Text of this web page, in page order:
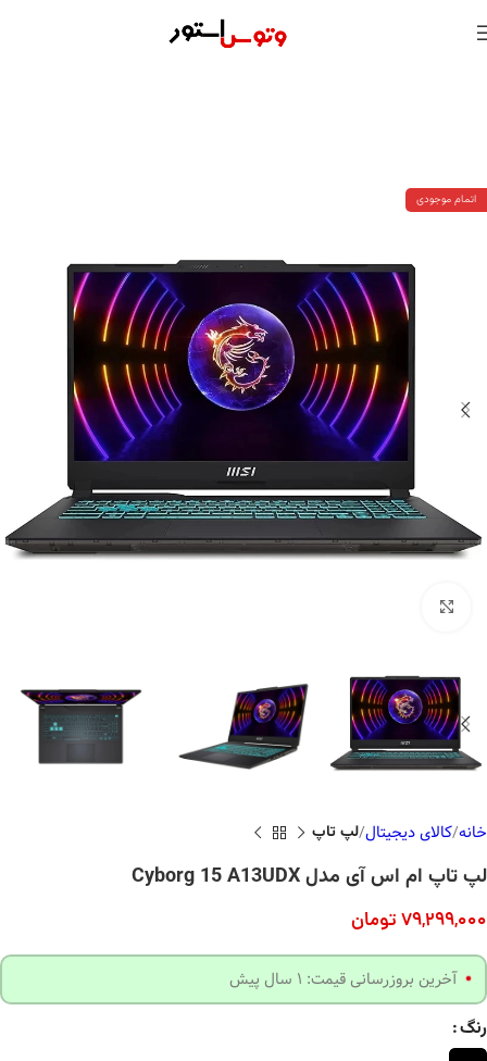
اتمام موجودی
خانه کالای دیجیتال لپ تاپ
لپ تاپ ام اس آی مدل Cyborg 15 A13UDX
79,299,000تومان
آخرین بروزرسانی قیمت: 1 سال پیش
رنگ